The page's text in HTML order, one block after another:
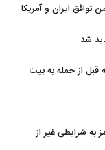
ایران و آمریکا
ورود هواگردها به کشور ۳۰ دقیقه قبل از حمله به بیت
به شرایطی غیر از